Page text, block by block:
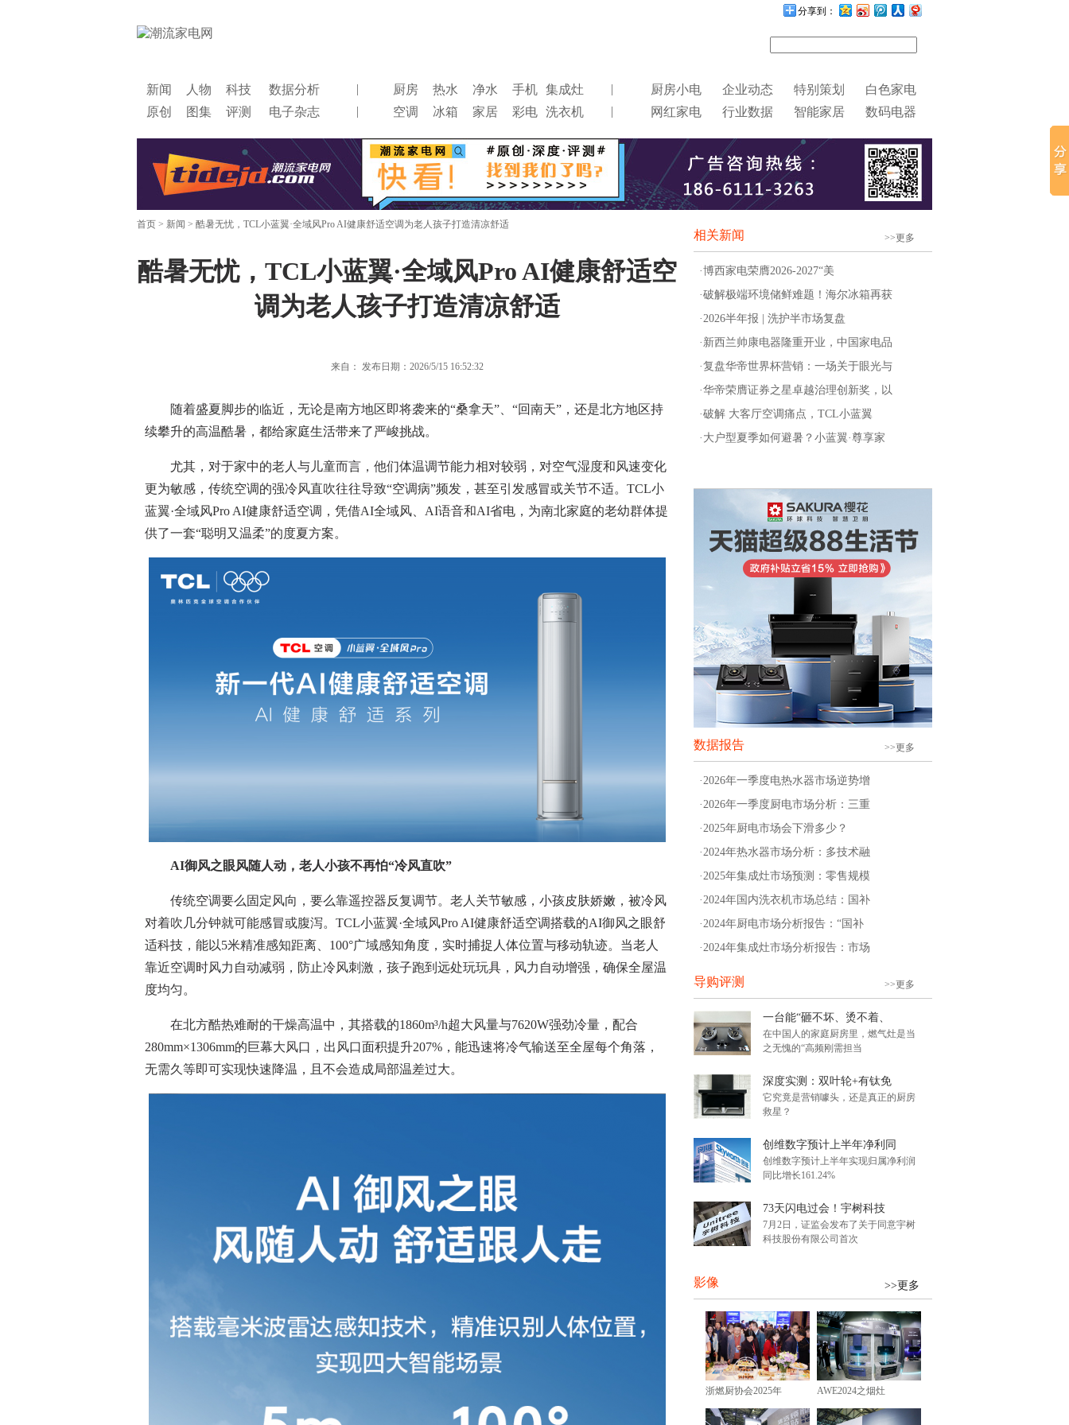
分享到：
新闻 人物 科技 数据分析 | 厨房 热水 净水 手机 集成灶 | 厨房小电 企业动态 特别策划
白色家电
原创
图集 评测 电子杂志 | 空调 冰箱 家居 彩电 洗衣机 | 网红家电 行业数据 智能家居 数码电器
首页 > 新闻 > 酷暑无忧，TCL小蓝翼·全域风Pro AI健康舒适空调为老人孩子打造清凉舒适
酷暑无忧，TCL小蓝翼·全域风Pro AI健康舒适空
调为老人孩子打造清凉舒适
来自： 发布日期：2026/5/15 16:52:32
随着盛夏脚步的临近，无论是南方地区即将袭来的“桑拿天”、“回南天”，还是北方地区持
续攀升的高温酷暑，都给家庭生活带来了严峻挑战。
尤其，对于家中的老人与儿童而言，他们体温调节能力相对较弱，对空气湿度和风速变化
更为敏感，传统空调的强冷风直吹往往导致“空调病”频发，甚至引发感冒或关节不适。TCL小
蓝翼·全域风Pro AI健康舒适空调，凭借AI全域风、AI语音和AI省电，为南北家庭的老幼群体提
供了一套“聪明又温柔”的度夏方案。
AI御风之眼风随人动，老人小孩不再怕“冷风直吹”
传统空调要么固定风向，要么靠遥控器反复调节。老人关节敏感，小孩皮肤娇嫩，被冷风
对着吹几分钟就可能感冒或腹泻。TCL小蓝翼·全域风Pro AI健康舒适空调搭载的AI御风之眼舒
适科技，能以5米精准感知距离、100°广域感知角度，实时捕捉人体位置与移动轨迹。当老人
靠近空调时风力自动减弱，防止冷风刺激，孩子跑到远处玩玩具，风力自动增强，确保全屋温
度均匀。
在北方酷热难耐的干燥高温中，其搭载的1860m³/h超大风量与7620W强劲冷量，配合
280mm×1306mm的巨幕大风口，出风口面积提升207%，能迅速将冷气输送至全屋每个角落，
无需久等即可实现快速降温，且不会造成局部温差过大。
相关新闻 >>更多
·博西家电荣膺2026-2027“美
·破解极端环境储鲜难题！海尔冰箱再获
·2026半年报 | 洗护半市场复盘
·新西兰帅康电器隆重开业，中国家电品
·复盘华帝世界杯营销：一场关于眼光与
·华帝荣膺证券之星卓越治理创新奖，以
·破解 大客厅空调痛点，TCL小蓝翼
·大户型夏季如何避暑？小蓝翼·尊享家
数据报告 >>更多
·2026年一季度电热水器市场逆势增
·2026年一季度厨电市场分析：三重
·2025年厨电市场会下滑多少？
·2024年热水器市场分析：多技术融
·2025年集成灶市场预测：零售规模
·2024年国内洗衣机市场总结：国补
·2024年厨电市场分析报告：“国补
·2024年集成灶市场分析报告：市场
导购评测 >>更多
一台能“砸不坏、烫不着、
在中国人的家庭厨房里，燃气灶是当
之无愧的“高频刚需担当
深度实测：双叶轮+有钛免
它究竟是营销噱头，还是真正的厨房
救星？
创维数字预计上半年净利同
创维数字预计上半年实现归属净利润
同比增长161.24%
73天闪电过会！宇树科技
7月2日，证监会发布了关于同意宇树
科技股份有限公司首次
影像 >>更多
浙燃厨协会2025年 AWE2024之烟灶